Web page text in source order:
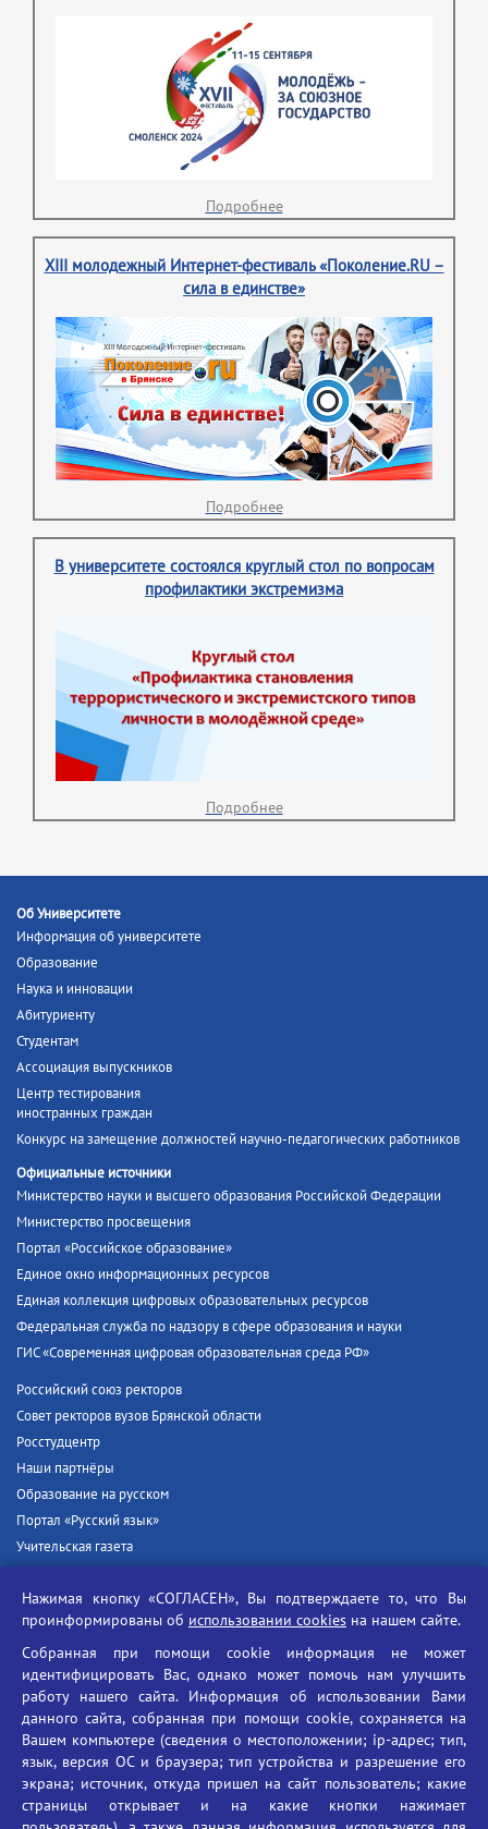
Подробнее
XIII молодежный Интернет-фестиваль «Поколение.RU –
сила в единстве»
Подробнее
В университете состоялся круглый стол по вопросам
профилактики экстремизма
Подробнее
Об Университете
Информация об университете
Образование
Наука и инновации
Абитуриенту
Студентам
Ассоциация выпускников
Центр тестирования
иностранных граждан
Конкурс на замещение должностей научно-педагогических работников
Официальные источники
Министерство науки и высшего образования Российской Федерации
Министерство просвещения
Портал «Российское образование»
Единое окно информационных ресурсов
Единая коллекция цифровых образовательных ресурсов
Федеральная служба по надзору в сфере образования и науки
ГИС «Современная цифровая образовательная среда РФ»
Российский союз ректоров
Совет ректоров вузов Брянской области
Росстудцентр
Наши партнёры
Образование на русском
Портал «Русский язык»
Учительская газета
Единый портал государственных услуг
Противодействие угрозам информационной безопасности
Социальные ролики - Генеральная прокуратура РФ
Противодействие коррупции
БГУ против наркотиков
Брянский государственный университет
имени академика И.Г. Петровского
Нажимая кнопку «СОГЛАСЕН», Вы подтверждаете то, что Вы
проинформированы об использовании cookies на нашем сайте.
Собранная при помощи cookie информация не может
идентифицировать Вас, однако может помочь нам улучшить
работу нашего сайта. Информация об использовании Вами
данного сайта, собранная при помощи cookie, сохраняется на
Вашем компьютере (сведения о местоположении; ip-адрес; тип,
язык, версия ОС и браузера; тип устройства и разрешение его
экрана; источник, откуда пришел на сайт пользователь; какие
страницы открывает и на какие кнопки нажимает